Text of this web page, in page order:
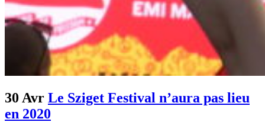
30 Avr Le Sziget Festival n’aura pas lieu
en 2020